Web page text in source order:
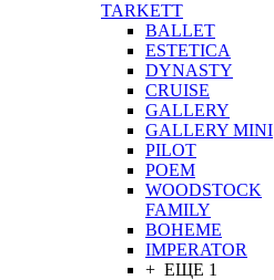
TARKETT
BALLET
ESTETICA
DYNASTY
CRUISE
GALLERY
GALLERY MINI
PILOT
POEM
WOODSTOCK
FAMILY
BOHEME
IMPERATOR
+ ЕЩЕ 1